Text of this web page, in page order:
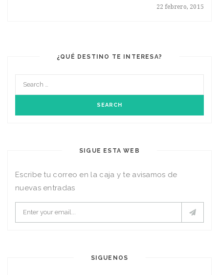
22 febrero, 2015
¿QUÉ DESTINO TE INTERESA?
SIGUE ESTA WEB
Escribe tu correo en la caja y te avisamos de
nuevas entradas
SIGUENOS